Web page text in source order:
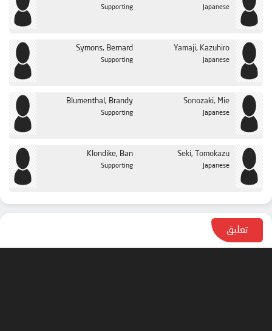
Supporting Japanese
Symons, Bernard
Supporting
Yamaji, Kazuhiro
Japanese
Blumenthal, Brandy
Supporting
Sonozaki, Mie
Japanese
Klondike, Ban
Supporting
Seki, Tomokazu
Japanese
تعليق